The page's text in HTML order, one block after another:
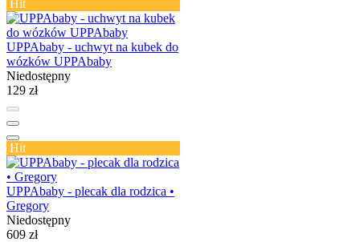
Hit
UPPAbaby - uchwyt na kubek do
wózków UPPAbaby
Niedostępny
129 zł
Hit
UPPAbaby - plecak dla rodzica •
Gregory
Niedostępny
609 zł